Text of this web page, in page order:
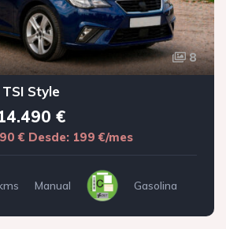
8
Style
€
€ Desde: 199 €/mes
Manual Gasolina